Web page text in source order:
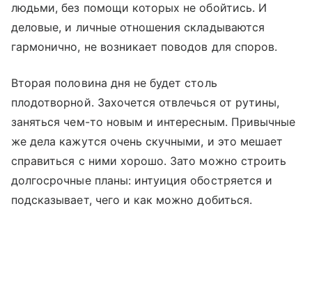
людьми, без помощи которых не обойтись. И
деловые, и личные отношения складываются
гармонично, не возникает поводов для споров.
Вторая половина дня не будет столь
плодотворной. Захочется отвлечься от рутины,
заняться чем-то новым и интересным. Привычные
же дела кажутся очень скучными, и это мешает
справиться с ними хорошо. Зато можно строить
долгосрочные планы: интуиция обостряется и
подсказывает, чего и как можно добиться.